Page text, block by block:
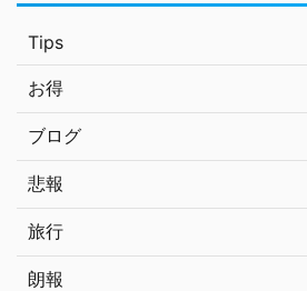
Tips
お得
ブログ
悲報
旅行
朗報